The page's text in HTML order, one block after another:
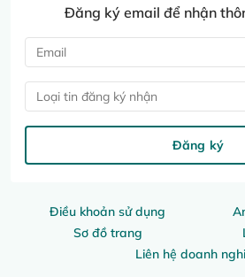
Điều khoản sử dụng
Sơ đồ trang
Liên hệ doanh
Đăng ký email để nhận
Loại tin đăng ký nhận
Đăng ký